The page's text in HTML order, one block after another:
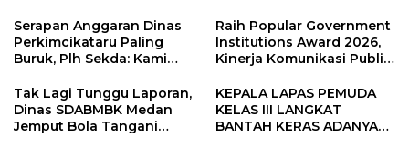
Perkuat Semangat
Kebangsaan.
Serapan Anggaran Dinas
Perkimcikataru Paling
Buruk, Plh Sekda: Kami
Raih Popular Government
Institutions Award 2026,
Kinerja Komunikasi Publik
Kembali Diakui
Tak Lagi Tunggu Laporan,
Dinas SDABMBK Medan
Jemput Bola Tangani
KEPALA LAPAS PEMUDA
KELAS III LANGKAT
BANTAH KERAS ADANYA